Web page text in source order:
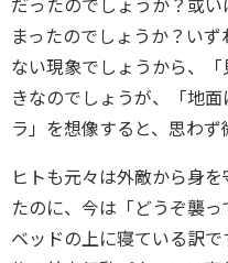
だったのでしょうか？或
まったのでしょうか？い
ない現象でしょうから、
きなのでしょうが、「地
ラ」を想像すると、思わず
ヒトも元々は外敵から身
たのに、今は「どうぞ襲
ベッドの上に寝ている訳